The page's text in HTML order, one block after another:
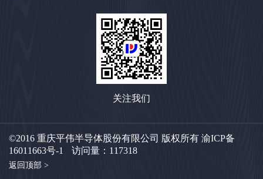
关注我们
©2016 重庆平伟半导体股份有限公司 版权所有 渝ICP备
16011663号-1
访问量： 117318
返回顶部 >